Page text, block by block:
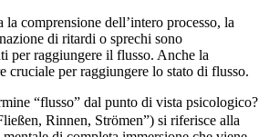
la comprensione dell’intero processo, la
di ritardi o sprechi sono
per raggiungere il flusso. Anche la
cruciale per raggiungere lo stato di flusso.
“flusso” dal punto di vista psicologico?
Rinnen, Strömen”) si riferisce alla